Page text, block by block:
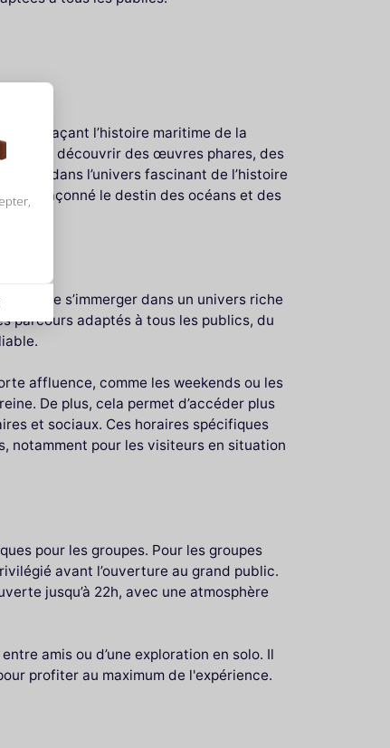
retraçant l’histoire maritime de la
peuvent découvrir des œuvres phares, des
dans l’univers fascinant de l’histoire
ont façonné le destin des océans et des
de s’immerger dans un univers riche
parcours adaptés à tous les publics, du
affluence, comme les weekends ou les
De plus, cela permet d’accéder plus
et sociaux. Ces horaires spécifiques
notamment pour les visiteurs en situation
pour les groupes. Pour les groupes
avant l’ouverture au grand public.
jusqu’à 22h, avec une atmosphère
amis ou d’une exploration en solo. Il
profiter au maximum de l'expérience.